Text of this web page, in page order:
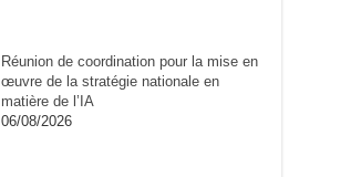
Réunion de coordination pour la mise en
œuvre de la stratégie nationale en
matière de l’IA
06/08/2026